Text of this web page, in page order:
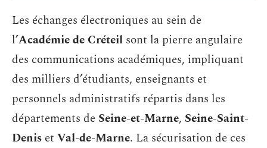
Les échanges électroniques au sein de
l’Académie de Créteil sont la pierre angulaire
des communications académiques, impliquant
des milliers d’étudiants, enseignants et
personnels administratifs répartis dans les
départements de Seine-et-Marne, Seine-Saint-
Denis et Val-de-Marne. La sécurisation de ces